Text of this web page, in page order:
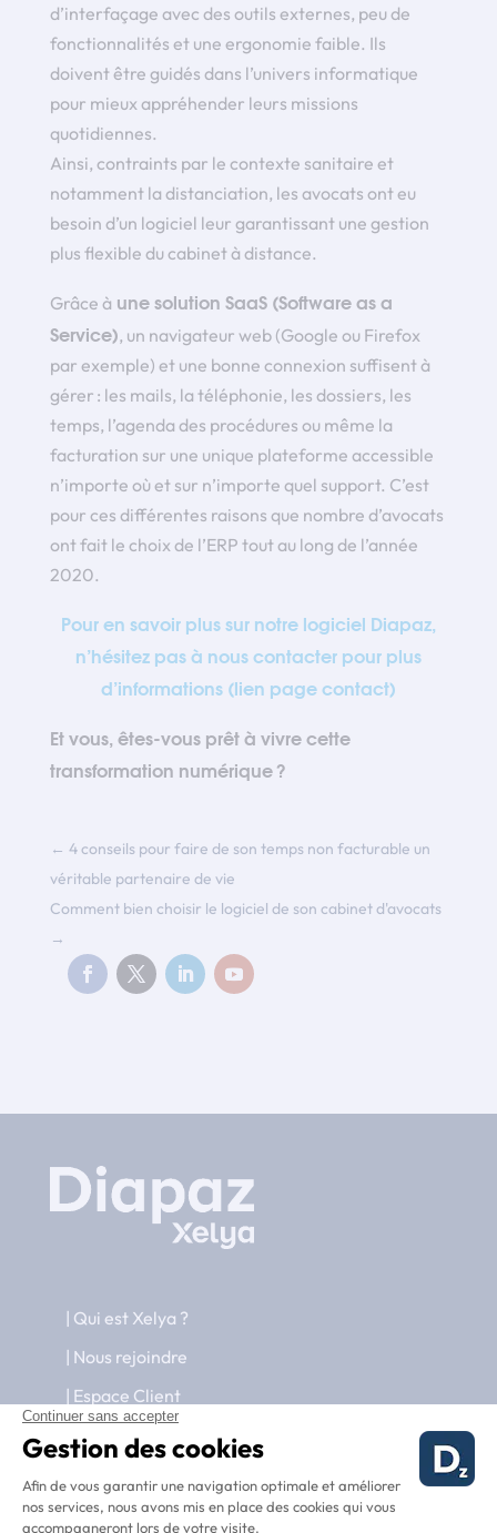
d’interfaçage avec des outils externes, peu de
fonctionnalités et une ergonomie faible. Ils
doivent être guidés dans l’univers informatique
pour mieux appréhender leurs missions
quotidiennes.
Ainsi, contraints par le contexte sanitaire et
notamment la distanciation, les avocats ont eu
besoin d’un logiciel leur garantissant une gestion
plus flexible du cabinet à distance.
Grâce à une solution SaaS (Software as a
Service), un navigateur web (Google ou Firefox
par exemple) et une bonne connexion suffisent à
gérer : les mails, la téléphonie, les dossiers, les
temps, l’agenda des procédures ou même la
facturation sur une unique plateforme accessible
n’importe où et sur n’importe quel support. C’est
pour ces différentes raisons que nombre d’avocats
ont fait le choix de l’ERP tout au long de l’année
2020.
Pour en savoir plus sur notre logiciel Diapaz,
n’hésitez pas à nous contacter pour plus
d’informations (lien page contact)
Et vous, êtes-vous prêt à vivre cette
transformation numérique ?
← 4 conseils pour faire de son temps non facturable un
véritable partenaire de vie
Comment bien choisir le logiciel de son cabinet d'avocats
→
Qui est Xelya ?
Nous rejoindre
Espace Client
Nous contacter
RGPD et sécurité des données